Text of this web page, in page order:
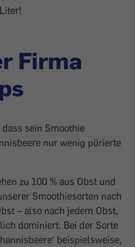
Firma
sein Smoothie
nur wenig pürierte
zu 100 % aus Obst und
Smoothiesorten nach
– also nach jedem Obst,
dominiert. Bei der Sorte
beispielsweise,